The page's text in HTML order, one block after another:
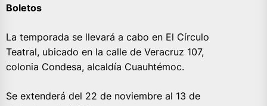
Boletos
La temporada se llevará a cabo en El Círculo
Teatral, ubicado en la calle de Veracruz 107,
colonia Condesa, alcaldía Cuauhtémoc.
Se extenderá del 22 de noviembre al 13 de